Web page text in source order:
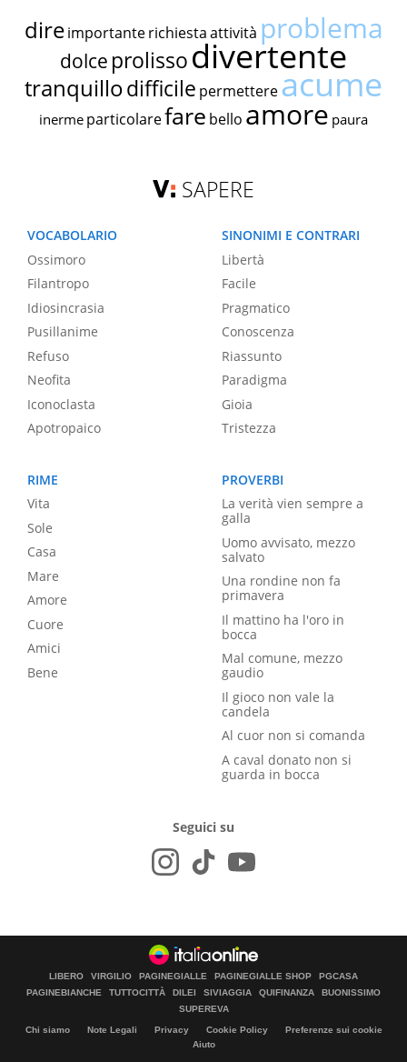
dire importante richiestaattività problema
dolce prolissodivertente
tranquillodifficile permettereacume
inerme particolarefare bello amore paura
SAPERE
VOCABOLARIO
Ossimoro
Filantropo
Idiosincrasia
Pusillanime
Refuso
Neofita
Iconoclasta
Apotropaico
SINONIMI E CONTRARI
Libertà
Facile
Pragmatico
Conoscenza
Riassunto
Paradigma
Gioia
Tristezza
RIME
Vita
Sole
Casa
Mare
Amore
Cuore
Amici
Bene
PROVERBI
La verità vien sempre a
galla
Uomo avvisato, mezzo
salvato
Una rondine non fa
primavera
Il mattino ha l'oro in
bocca
Mal comune, mezzo
gaudio
Il gioco non vale la
candela
Al cuor non si comanda
A caval donato non si
guarda in bocca
Seguici su
LIBERO VIRGILIO PAGINEGIALLE PAGINEGIALLE SHOP
PGCASA
PAGINEBIANCHE
TUTTOCITTÀ DILEI SIVIAGGIA QUIFINANZA
BUONISSIMO
SUPEREVA
Chi siamo Note Legali Privacy Cookie Policy
Preferenze sui cookie
Aiuto